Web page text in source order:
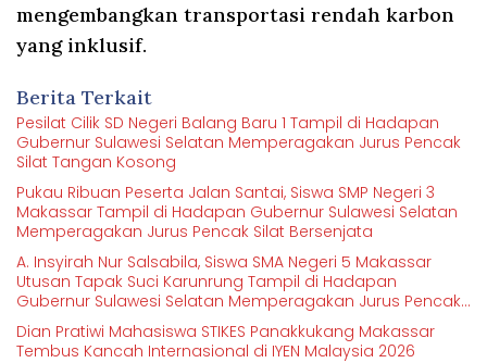
mengembangkan transportasi rendah karbon
yang inklusif.
Berita Terkait
Pesilat Cilik SD Negeri Balang Baru 1 Tampil di Hadapan
Gubernur Sulawesi Selatan Memperagakan Jurus Pencak
Silat Tangan Kosong
Pukau Ribuan Peserta Jalan Santai, Siswa SMP Negeri 3
Makassar Tampil di Hadapan Gubernur Sulawesi Selatan
Memperagakan Jurus Pencak Silat Bersenjata
A. Insyirah Nur Salsabila, Siswa SMA Negeri 5 Makassar
Utusan Tapak Suci Karunrung Tampil di Hadapan
Gubernur Sulawesi Selatan Memperagakan Jurus Pencak
Silat
Dian Pratiwi Mahasiswa STIKES Panakkukang Makassar
Tembus Kancah Internasional di IYEN Malaysia 2026